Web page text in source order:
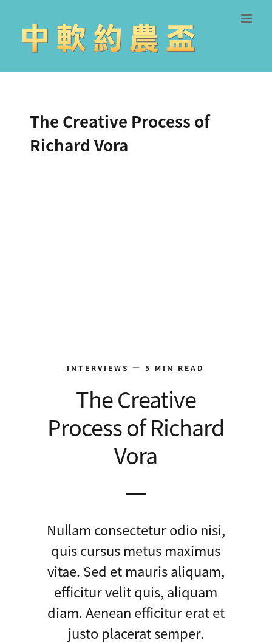
content
The Creative Process of
Richard Vora
INTERVIEWS — 5 MIN READ
The Creative
Process of Richard
Vora
Nullam consectetur odio nisi,
quis cursus metus maximus
vitae. Sed et mauris aliquam,
efficitur velit quis, aliquam
diam. Aenean efficitur erat et
justo placerat semper.